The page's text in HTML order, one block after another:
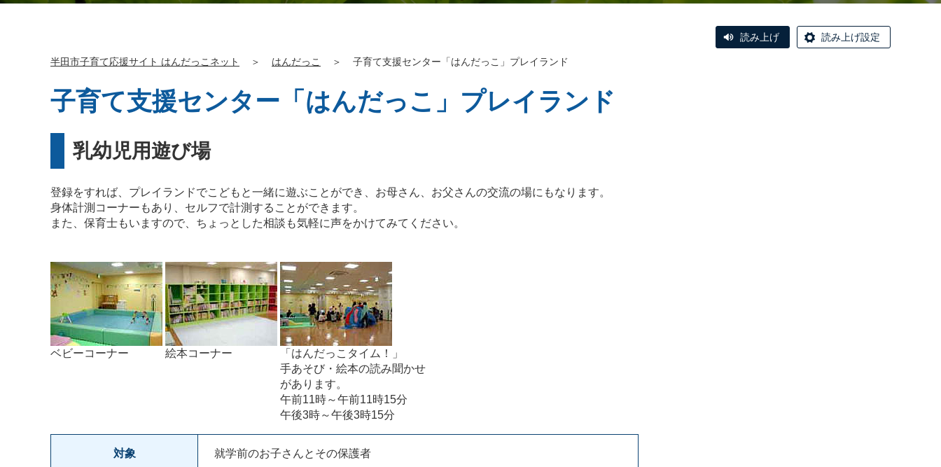
読み上げ 読み上げ設定
半田市子育て応援サイト はんだっこネット ＞ はんだっこ ＞ 子育て支援センター「はんだっこ」プレイランド
子育て支援センター「はんだっこ」プレイランド
乳幼児用遊び場
登録をすれば、プレイランドでこどもと一緒に遊ぶことができ、お母さん、お父さんの交流の場にもなります。
身体計測コーナーもあり、セルフで計測することができます。
また、保育士もいますので、ちょっとした相談も気軽に声をかけてみてください。
ベビーコーナー 絵本コーナー
「はんだっこタイム！」
手あそび・絵本の読み聞かせ
があります。
午前11時～午前11時15分
午後3時～午後3時15分
対象 就学前のお子さんとその保護者